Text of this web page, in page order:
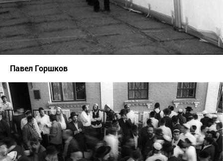
Павел Горшков